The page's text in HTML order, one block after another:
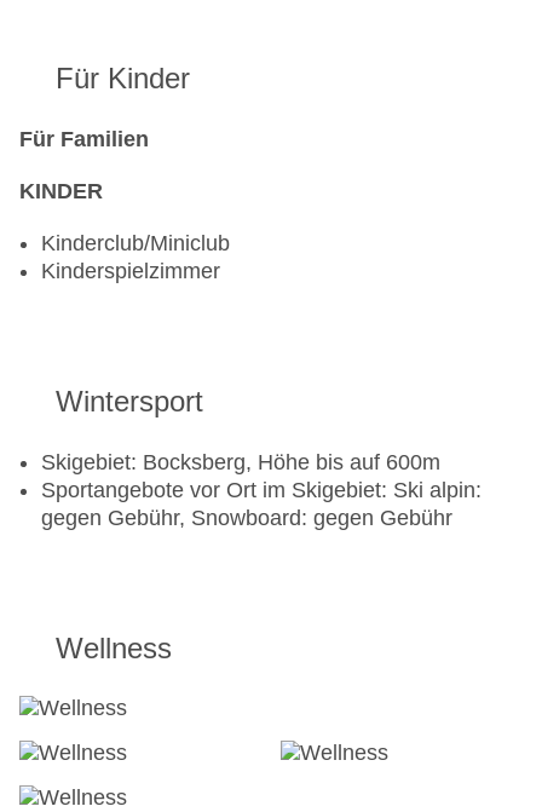
Für Kinder
Für Familien
KINDER
Kinderclub/Miniclub
Kinderspielzimmer
Wintersport
Skigebiet: Bocksberg, Höhe bis auf 600m
Sportangebote vor Ort im Skigebiet: Ski alpin:
gegen Gebühr, Snowboard: gegen Gebühr
Wellness